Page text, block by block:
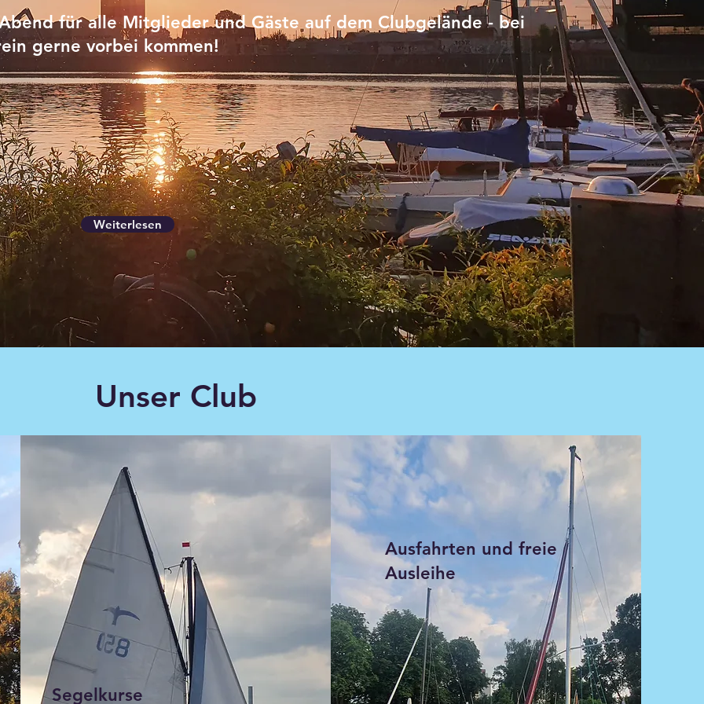
für alle Mitglieder und Gäste auf dem Clubgelände - bei
gerne vorbei kommen!
Weiterlesen
Unser Club
Segelkurse
Ausfahrten und freie
Ausleihe